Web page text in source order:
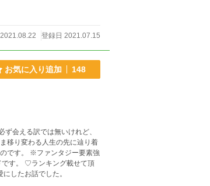
登録日 2021.07.15
お気に入り追加 148
会える訳では無いけれど、
せて頂
したお話でした。